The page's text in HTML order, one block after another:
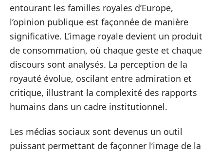
entourant les familles royales d’Europe,
l’opinion publique est façonnée de manière
significative. L’image royale devient un produit
de consommation, où chaque geste et chaque
discours sont analysés. La perception de la
royauté évolue, oscilant entre admiration et
critique, illustrant la complexité des rapports
humains dans un cadre institutionnel.
Les médias sociaux sont devenus un outil
puissant permettant de façonner l’image de la